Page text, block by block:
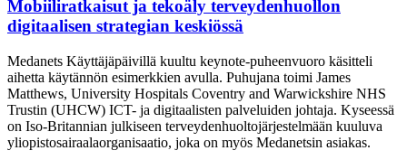
Mobiiliratkaisut ja tekoäly terveydenhuollon
digitaalisen strategian keskiössä
Medanets Käyttäjäpäivillä kuultu keynote-puheenvuoro käsitteli
aihetta käytännön esimerkkien avulla. Puhujana toimi James
Matthews, University Hospitals Coventry and Warwickshire NHS
Trustin (UHCW) ICT- ja digitaalisten palveluiden johtaja. Kyseessä
on Iso-Britannian julkiseen terveydenhuoltojärjestelmään kuuluva
yliopistosairaalaorganisaatio, joka on myös Medanetsin asiakas.